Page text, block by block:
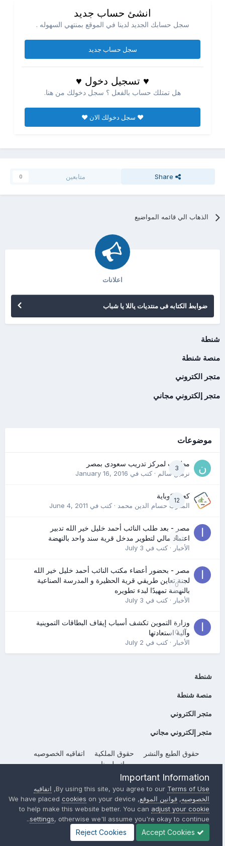
انشئ حساب جديد
سجل حسابك الجديد لدينا في الموقع بمنتهي السهوله .
سجل حساب جديد
♥ تسجيل دخول ♥
هل تمتلك حساب بالفعل ؟ سجل دخولك من هنا.
♥ سجل دخولك الان ♥
Share متابعين 0
الذهاب الي قائمه المواضيع
اعلانات
ضوابط الكتابه فى منتديات ياللا يا شباب
شنطة
منصة شنطة
متجر الكتروني
متجر إلكتروني مجاني
موضوعات
3
مطلوب لمركز تدريب سعودى بمصر
نرمين سالم· كتب في January 16, 2016
12
كعب كوباية
المدرب حسام الدين محمد· كتب في June 4, 2011
0
مصر - بعد طلب النائب أحمد خليل خير الله تدبير
اعتماد مالي لتطوير مدخل قرية سند واحد بالنهضة
الأخبار· كتب في July 3
0
مصر - بحضور أعضاء مكتب النائب أحمد خليل خير الله
لجنة تعاين طريقي قرية الحظيرة و المدرسة الصناعية
بالنهضة تمهيدًا لبدء تطويره
الأخبار· كتب في July 3
0
وزارة التموين تكشف أسباب إيقاف البطاقات التموينية
وآلية استعادتها
الأخبار· كتب في July 2
شنطة
منصة شنطة
متجر الكتروني
متجر إلكتروني مجاني
حقوق الطبع والنشر حقوق الملكية
اتفاقيه الخصوصيه
إتصل بنا
Powered by Invision CommunityImportant Information
By using this site, you agree to ourTerms of Use
, اتفاقيه
الخصوصيه, قوانين الموقع, We have placed
cookies on your device
to help make this website better. You canadjust your cookie
settings , otherwise we'll assume you're okay to continue..
Accept Cookies